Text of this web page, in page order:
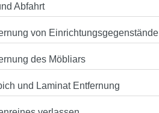
Abfahrt
von Einrichtungsgegenstände
des Möbliars
und Laminat Entfernung